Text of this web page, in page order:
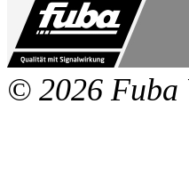
© 2026 Fuba